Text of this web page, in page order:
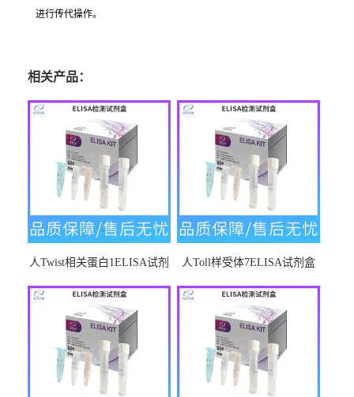
进行传代操作。
相关产品：
人Twist相关蛋白1ELISA试剂
人Toll样受体7ELISA试剂盒